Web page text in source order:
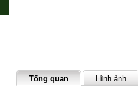
Tổng quan Hình ảnh